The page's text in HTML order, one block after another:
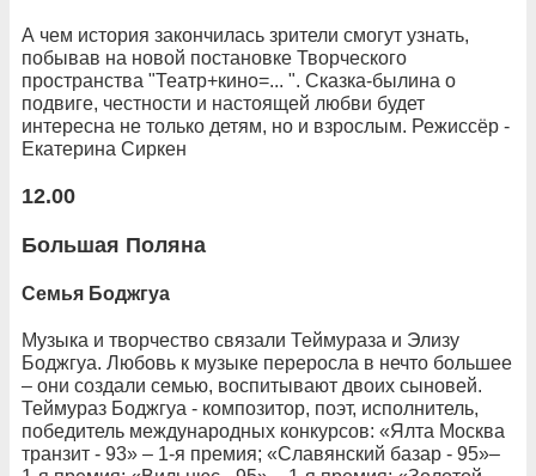
А чем история закончилась зрители смогут узнать,
побывав на новой постановке Творческого
пространства "Театр+кино=... ". Сказка-былина о
подвиге, честности и настоящей любви будет
интересна не только детям, но и взрослым. Режиссёр -
Екатерина Сиркен
12.00
Большая Поляна
Семья Боджгуа
Музыка и творчество связали Теймураза и Элизу
Боджгуа. Любовь к музыке переросла в нечто большее
– они создали семью, воспитывают двоих сыновей.
Теймураз Боджгуа - композитор, поэт, исполнитель,
победитель международных конкурсов: «Ялта Москва
транзит - 93» – 1-я премия; «Славянский базар - 95»–